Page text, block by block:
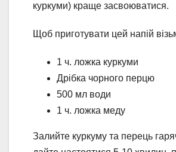
куркуми) краще засвоюватися.
Щоб приготувати цей напій
1 ч. ложка куркуми
Дрібка чорного перцю
500 мл води
1 ч. ложка меду
Залийте куркуму та перець